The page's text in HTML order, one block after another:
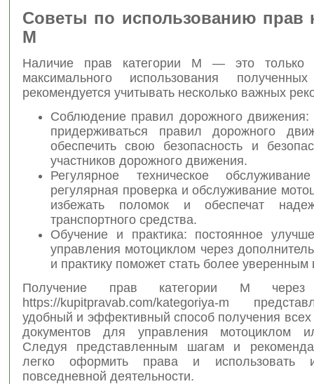
Советы по использованию прав
M
Наличие прав категории M — это только
максимального использования
рекомендуется учитывать несколько важных
Соблюдение правил дорожного движения:
придерживаться правил дорожного
обеспечить свою безопасность и
участников дорожного движения.
Регулярное техническое
регулярная проверка и обслуживание
избежать поломок и обеспечат
транспортного средства.
Обучение и практика: постоянное
управления мотоциклом через
и практику поможет стать более уверенным
Получение прав категории M через
https://kupitpravab.com/kategoriya-m
удобный и эффективный способ получения
документов для управления мотоциклом
Следуя представленным шагам и
легко оформить права и
повседневной деятельности.